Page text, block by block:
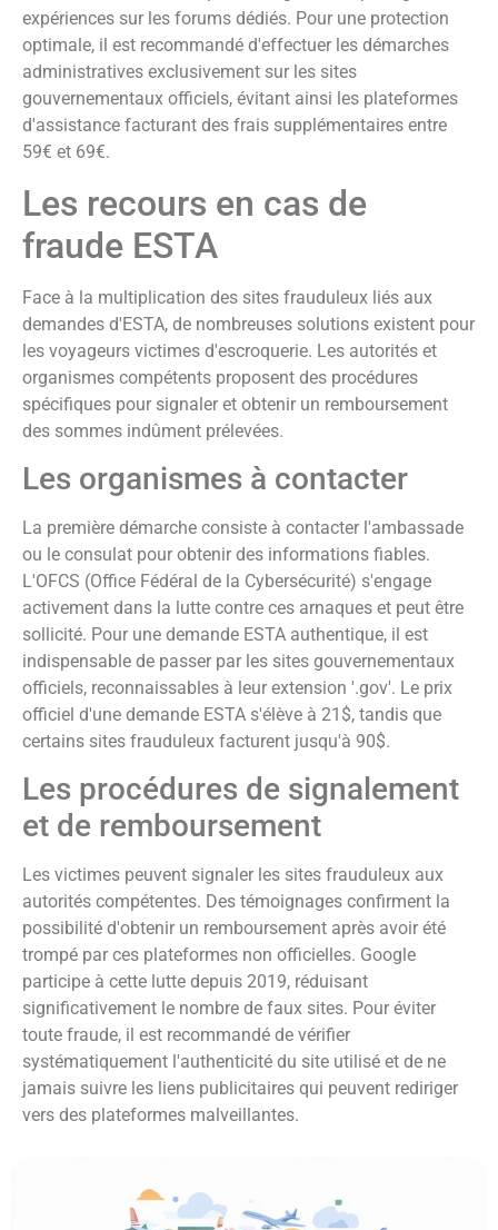
expériences sur les forums dédiés. Pour une protection
optimale, il est recommandé d'effectuer les démarches
administratives exclusivement sur les sites
gouvernementaux officiels, évitant ainsi les plateformes
d'assistance facturant des frais supplémentaires entre
59€ et 69€.
Les recours en cas de
fraude ESTA
Face à la multiplication des sites frauduleux liés aux
demandes d'ESTA, de nombreuses solutions existent pour
les voyageurs victimes d'escroquerie. Les autorités et
organismes compétents proposent des procédures
spécifiques pour signaler et obtenir un remboursement
des sommes indûment prélevées.
Les organismes à contacter
La première démarche consiste à contacter l'ambassade
ou le consulat pour obtenir des informations fiables.
L'OFCS (Office Fédéral de la Cybersécurité) s'engage
activement dans la lutte contre ces arnaques et peut être
sollicité. Pour une demande ESTA authentique, il est
indispensable de passer par les sites gouvernementaux
officiels, reconnaissables à leur extension '.gov'. Le prix
officiel d'une demande ESTA s'élève à 21$, tandis que
certains sites frauduleux facturent jusqu'à 90$.
Les procédures de signalement
et de remboursement
Les victimes peuvent signaler les sites frauduleux aux
autorités compétentes. Des témoignages confirment la
possibilité d'obtenir un remboursement après avoir été
trompé par ces plateformes non officielles. Google
participe à cette lutte depuis 2019, réduisant
significativement le nombre de faux sites. Pour éviter
toute fraude, il est recommandé de vérifier
systématiquement l'authenticité du site utilisé et de ne
jamais suivre les liens publicitaires qui peuvent rediriger
vers des plateformes malveillantes.